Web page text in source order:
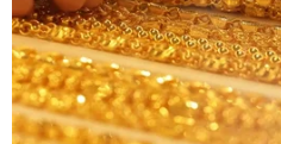
mắc và 10.144 ca tử vong do
mắc nhiễm virus SARS-CoV-